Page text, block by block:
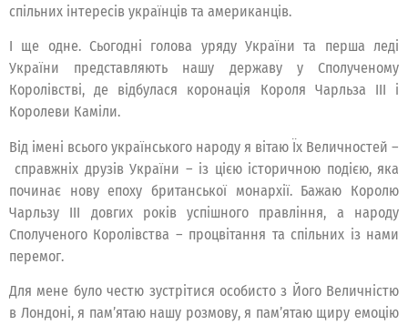
спільних інтересів українців та американців.
І ще одне. Сьогодні голова уряду України та перша леді
України представляють нашу державу у Сполученому
Королівстві, де відбулася коронація Короля Чарльза ІІІ і
Королеви Каміли.
Від імені всього українського народу я вітаю Їх Величностей –
справжніх друзів України – із цією історичною подією, яка
починає нову епоху британської монархії. Бажаю Королю
Чарльзу ІІІ довгих років успішного правління, а народу
Сполученого Королівства – процвітання та спільних із нами
перемог.
Для мене було честю зустрітися особисто з Його Величністю
в Лондоні, я пам’ятаю нашу розмову, я пам’ятаю щиру емоцію